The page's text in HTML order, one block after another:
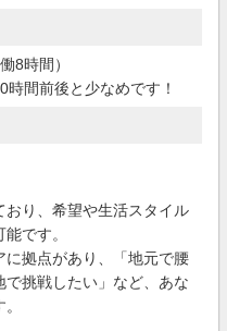
8時間）
間前後と少なめです！
おり、希望や生活スタイル
です。
拠点があり、「地元で腰
挑戦したい」など、あな